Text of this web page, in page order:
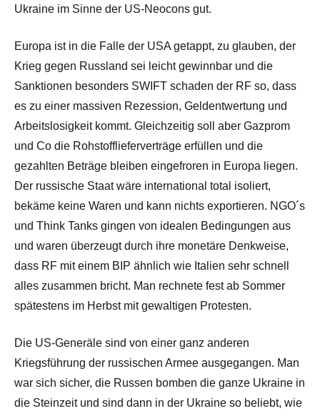
Ukraine im Sinne der US-Neocons gut.
Europa ist in die Falle der USA getappt, zu glauben, der
Krieg gegen Russland sei leicht gewinnbar und die
Sanktionen besonders SWIFT schaden der RF so, dass
es zu einer massiven Rezession, Geldentwertung und
Arbeitslosigkeit kommt. Gleichzeitig soll aber Gazprom
und Co die Rohstofflieferverträge erfüllen und die
gezahlten Beträge bleiben eingefroren in Europa liegen.
Der russische Staat wäre international total isoliert,
bekäme keine Waren und kann nichts exportieren. NGO´s
und Think Tanks gingen von idealen Bedingungen aus
und waren überzeugt durch ihre monetäre Denkweise,
dass RF mit einem BIP ähnlich wie Italien sehr schnell
alles zusammen bricht. Man rechnete fest ab Sommer
spätestens im Herbst mit gewaltigen Protesten.
Die US-Generäle sind von einer ganz anderen
Kriegsführung der russischen Armee ausgegangen. Man
war sich sicher, die Russen bomben die ganze Ukraine in
die Steinzeit und sind dann in der Ukraine so beliebt, wie